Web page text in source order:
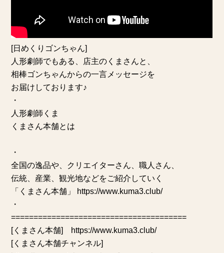
[日めくりゴンちゃん]
人形劇師でもある、店主のくまさんと、
相棒ゴンちゃんからの一言メッセージを
お届けしております♪
・
人形劇師くま
くまさん本舗とは
・
全国の逸品や、クリエイターさん、職人さん、
伝統、産業、観光地などをご紹介していく
「くまさん本舗」 https://www.kuma3.club/
・
=======================================
[くまさん本舗] https://www.kuma3.club/
[くまさん本舗チャンネル]